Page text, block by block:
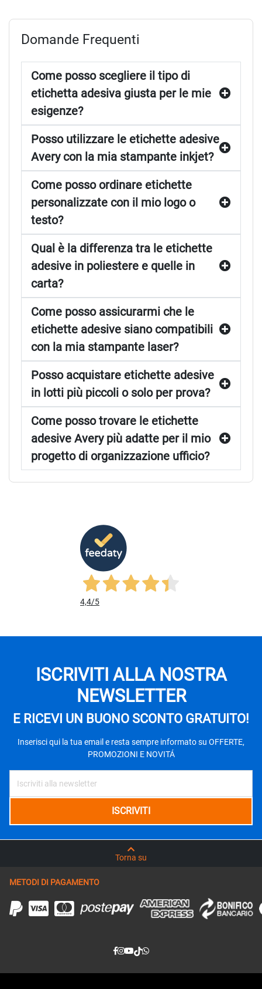
Domande Frequenti
Come posso scegliere il tipo di
etichetta adesiva giusta per le mie
esigenze?
Posso utilizzare le etichette adesive
Avery con la mia stampante inkjet?
Come posso ordinare etichette
personalizzate con il mio logo o
testo?
Qual è la differenza tra le etichette
adesive in poliestere e quelle in
carta?
Come posso assicurarmi che le
etichette adesive siano compatibili
con la mia stampante laser?
Posso acquistare etichette adesive
in lotti più piccoli o solo per prova?
Come posso trovare le etichette
adesive Avery più adatte per il mio
progetto di organizzazione ufficio?
4,4/5
ISCRIVITI ALLA NOSTRA
NEWSLETTER
E RICEVI UN BUONO SCONTO GRATUITO!
Inserisci qui la tua email e resta sempre informato su OFFERTE,
PROMOZIONI E NOVITÁ
Torna su
METODI DI PAGAMENTO